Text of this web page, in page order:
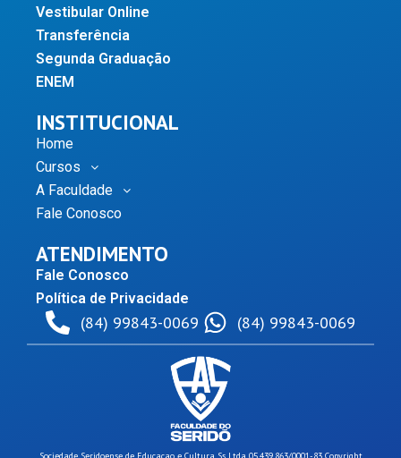
Vestibular Online
Transferência
Segunda Graduação
ENEM
INSTITUCIONAL
Home
Cursos
A Faculdade
Fale Conosco
ATENDIMENTO
Fale Conosco
Política de Privacidade
(84) 99843-0069 (84) 99843-0069
Sociedade Seridoense de Educacao e Cultura Ss Ltda 05.439.863/0001-83 Copyright